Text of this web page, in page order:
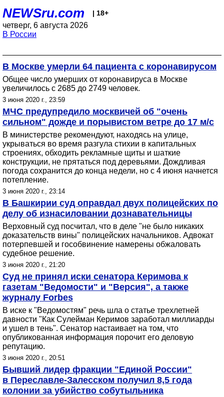
NEWSru.com | 18+
четверг, 6 августа 2026
В России
В Москве умерли 64 пациента с коронавирусом
Общее число умерших от коронавируса в Москве
увеличилось с 2685 до 2749 человек.
3 июня 2020 г., 23:59
МЧС предупредило москвичей об "очень
сильном" дожде и порывистом ветре до 17 м/с
В министерстве рекомендуют, находясь на улице,
укрываться во время разгула стихии в капитальных
строениях, обходить рекламные щиты и шаткие
конструкции, не прятаться под деревьями. Дождливая
погода сохранится до конца недели, но с 4 июня начнется
потепление.
3 июня 2020 г., 23:14
В Башкирии суд оправдал двух полицейских по
делу об изнасиловании дознавательницы
Верховный суд посчитал, что в деле "не было никаких
доказательств вины" полицейских начальников. Адвокат
потерпевшей и гособвинение намерены обжаловать
судебное решение.
3 июня 2020 г., 21:20
Суд не принял иски сенатора Керимова к
газетам "Ведомости" и "Версия", а также
журналу Forbes
В иске к "Ведомостям" речь шла о статье трехлетней
давности "Как Сулейман Керимов заработал миллиарды
и ушел в тень". Сенатор настаивает на том, что
опубликованная информация порочит его деловую
репутацию.
3 июня 2020 г., 20:51
Бывший лидер фракции "Единой России"
в Переславле-Залесском получил 8,5 года
колонии за убийство собутыльника